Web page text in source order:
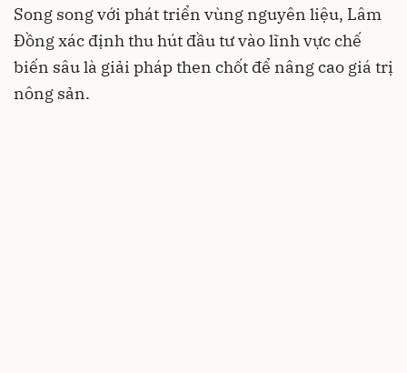
Song song với phát triển vùng nguyên liệu, Lâm
Đồng xác định thu hút đầu tư vào lĩnh vực chế
biến sâu là giải pháp then chốt để nâng cao giá trị
nông sản.